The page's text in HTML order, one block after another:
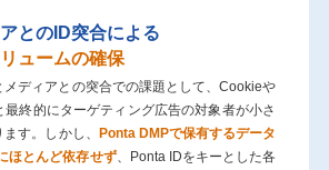
とのID突合による
ュームの確保
メディアとの突合での課題として、Cookieや
最終的にターゲティング広告の対象者が小さ
す。しかし、
Ponta DMPで保有するデータ
ほとんど依存せず、Ponta IDをキーとした各